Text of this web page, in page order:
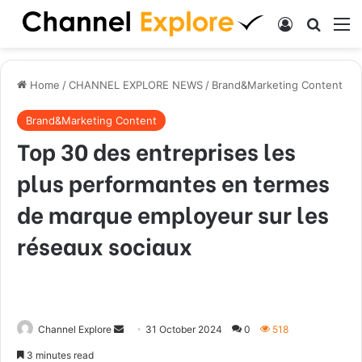
Log In
Home /CHANNEL EXPLORE NEWS / Brand&Marketing Content
Brand&Marketing Content
Top 30 des entreprises les
plus performantes en termes
de marque employeur sur les
réseaux sociaux
Channel Explore 31 October 2024 0 518
3 minutes read